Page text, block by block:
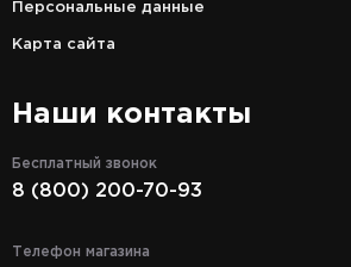
Персональные данные
Карта сайта
Наши контакты
Бесплатный звонок
8 (800) 200-70-93
Телефон магазина